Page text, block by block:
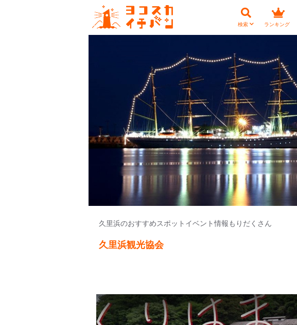
検索 ランキング
久里浜のおすすめスポットイベント情報もりだくさん
久里浜観光協会